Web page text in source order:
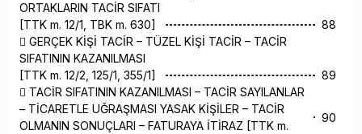
ORTAKLARIN TACİR SIFATI
[TTK m. 12/1, TBK m. 630]
88
 GERÇEK KİŞİ TACİR – TÜZEL KİŞİ TACİR – TACİR
SIFATININ KAZANILMASI
[TTK m. 12/2, 125/1, 355/1]
89
 TACİR SIFATININ KAZANILMASI – TACİR SAYILANLAR
– TİCARETLE UĞRAŞMASI YASAK KİŞİLER – TACİR
OLMANIN SONUÇLARI – FATURAYA İTİRAZ [TTK m.
90